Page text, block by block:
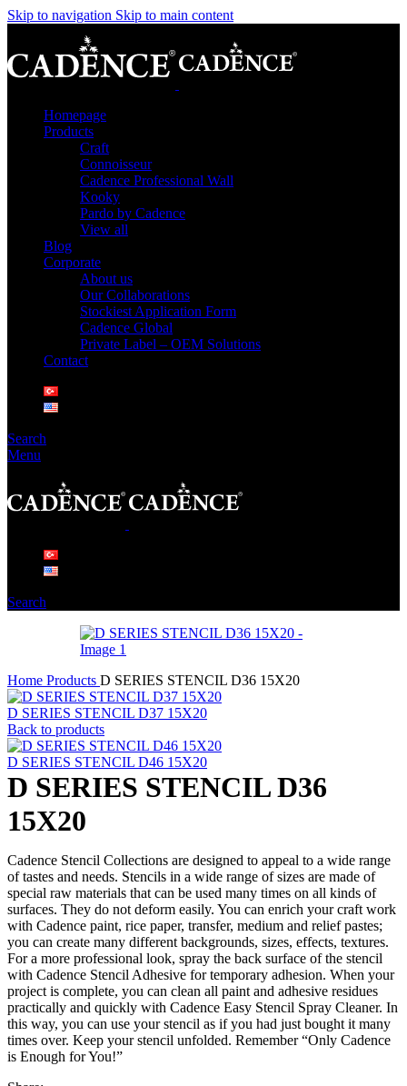
Skip to navigation Skip to main content
Homepage
Products
Craft
Connoisseur
Cadence Professional Wall
Kooky
Pardo by Cadence
View all
Blog
Corporate
About us
Our Collaborations
Stockiest Application Form
Cadence Global
Private Label – OEM Solutions
Contact
Search
Menu
Search
Home Products D SERIES STENCIL D36 15X20
D SERIES STENCIL D37 15X20
Back to products
D SERIES STENCIL D46 15X20
D SERIES STENCIL D36
15X20
Cadence Stencil Collections are designed to appeal to a wide range
of tastes and needs. Stencils in a wide range of sizes are made of
special raw materials that can be used many times on all kinds of
surfaces. They do not deform easily. You can enrich your craft work
with Cadence paint, rice paper, transfer, medium and relief pastes;
you can create many different backgrounds, sizes, effects, textures.
For a more professional look, spray the back surface of the stencil
with Cadence Stencil Adhesive for temporary adhesion. When your
project is complete, you can clean all paint and adhesive residues
practically and quickly with Cadence Easy Stencil Spray Cleaner. In
this way, you can use your stencil as if you had just bought it many
times over. Keep your stencil unfolded. Remember “Only Cadence
is Enough for You!”